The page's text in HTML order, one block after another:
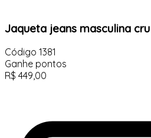
Jaqueta jeans masculina
Código 1381
Ganhe pontos
R$ 449,00